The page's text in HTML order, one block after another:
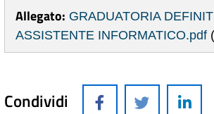
Allegato: GRADUATORIA
ASSISTENTE INFORMATICO.pdf
Condividi